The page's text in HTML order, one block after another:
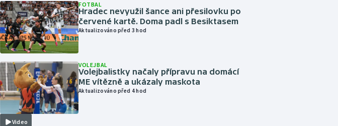
FOTBAL
Hradec nevyužil šance ani přesilovku po
červené kartě. Doma padl s Besiktasem
Aktualizováno před 3 hod
Video
VOLEJBAL
Volejbalistky načaly přípravu na domácí
ME vítězně a ukázaly maskota
Aktualizováno před 4 hod